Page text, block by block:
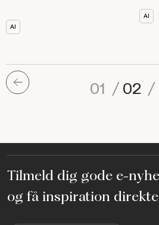
AI
AI
01 / 02 /
Tilmeld dig gode e-
og få inspiration